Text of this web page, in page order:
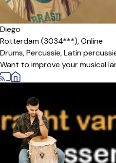
Diego
Rotterdam (3034***),Online
Drums,Percussie,Latin
Want to improve your musical